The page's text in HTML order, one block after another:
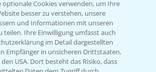
und Termine
sicher entsorgen
und Termine
optionale Cookies verwenden, um Ihre
besser zu verstehen, unsere
und Informationen mit unseren
teilen. Ihre Einwilligung umfasst auch
im Detail dargestellten
Empfänger in unsicheren Drittstaaten,
USA. Dort besteht das Risiko, dass